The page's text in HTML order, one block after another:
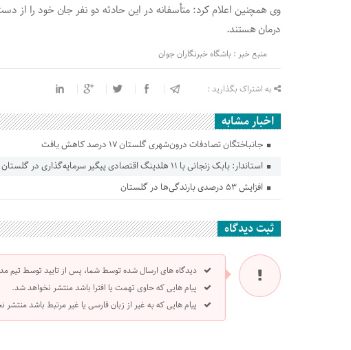
وی همچنین اعلام کرد: متأسفانه در این حادثه دو نفر جان خود را از
درمان هستند.
منبع خبر : باشگاه خبرنگاران جوان
به اشتراک بگذارید :
اخبار مشابه
جانباختگان تصادفات درون‌شهری گلستان ۱۷ درصد کاهش یافت
استاندار: بابک زنجانی با ۱۱ هلدینگ اقتصادی پیگیر سرمایه‌گذاری در گلستان است
افزایش ۵۳ درصدی بارندگی‌ها در گلستان
ثبت دیدگاه
دیدگاه های ارسال شده توسط شما، پس از تایید توسط
پیام هایی که حاوی تهمت یا افترا باشد منتشر نخواهد شد.
پیام هایی که به غیر از زبان فارسی یا غیر مرتبط باشد